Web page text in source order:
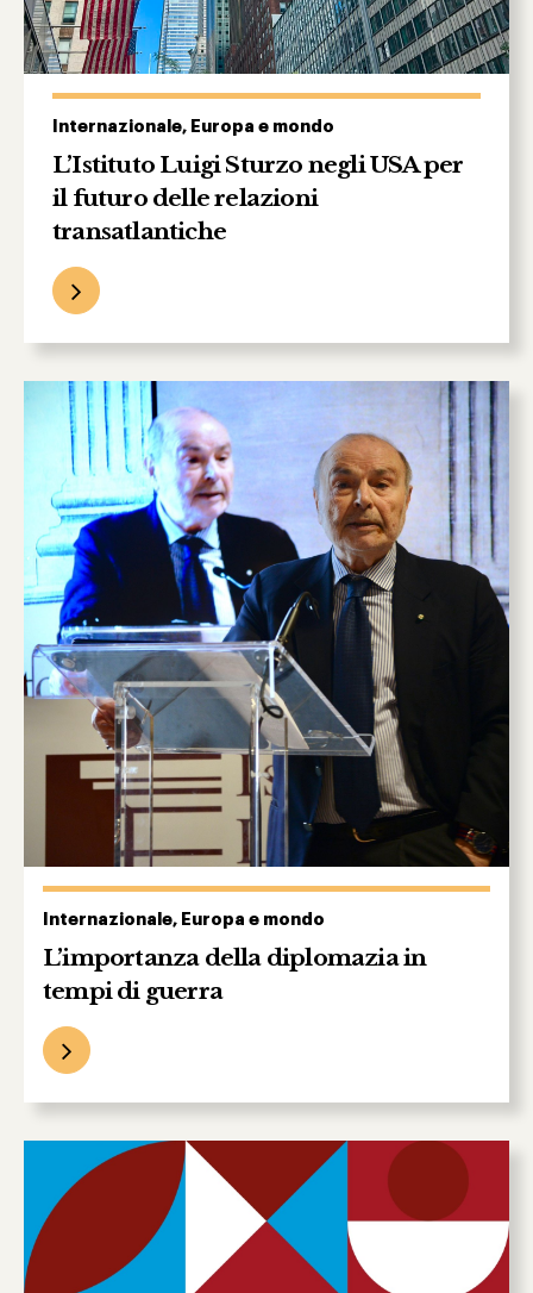
Internazionale, Europa e mondo
L’Istituto Luigi Sturzo negli USA per
il futuro delle relazioni
transatlantiche
Internazionale, Europa e mondo
L’importanza della diplomazia in
tempi di guerra